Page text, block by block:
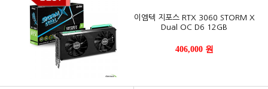
이엠텍 지포스 RTX 3060 STORM X
Dual OC D6 12GB
406,000 원